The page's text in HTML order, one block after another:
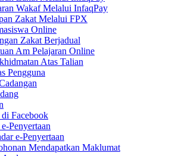
Wakaf Melalui InfaqPay
Zakat Melalui FPX
Online
Zakat Berjadual
Am Pelajaran Online
Atas Talian
Pengguna
Facebook
Penyertaan
e-Penyertaan
Mendapatkan Maklumat